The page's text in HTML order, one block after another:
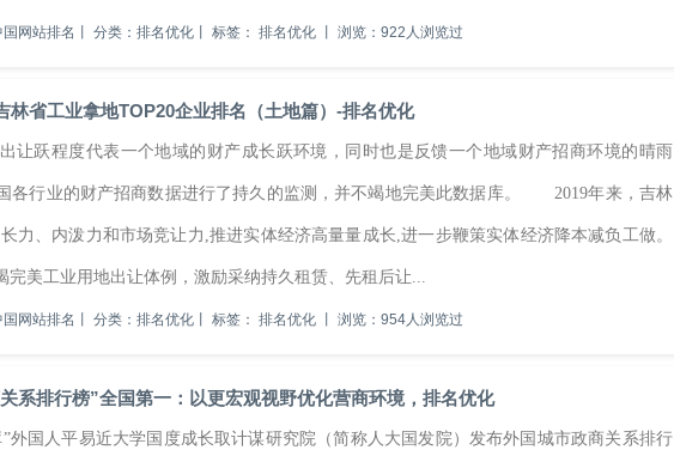
网站排名 分类：排名优化 标签： 排名优化 浏览：922人浏览过
林省工业拿地TOP20企业排名（土地篇）-排名优化
跃程度代表一个地域的财产成长跃环境，同时也是反馈一个地域财产招商环境的晴雨
各行业的财产招商数据进行了持久的监测，并不竭地完美此数据库。 2019年来，吉林
力、内泼力和市场竞让力,推进实体经济高量量成长,进一步鞭策实体经济降本减负工做。
完美工业用地出让体例，激励采纳持久租赁、先租后让...
网站排名 分类：排名优化 标签： 排名优化 浏览：954人浏览过
系排行榜”全国第一：以更宏观视野优化营商环境，排名优化
国人平易近大学国度成长取计谋研究院（简称人大国发院）发布外国城市政商关系排行